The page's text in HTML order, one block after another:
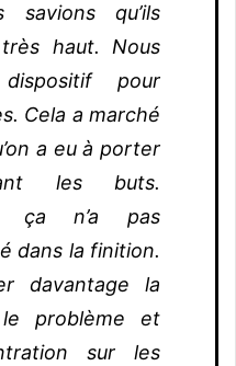
qu’ils
haut. Nous
pour
Cela a marché
a eu à porter
les buts.
ça n’a pas
dans la finition.
davantage la
problème et
sur les